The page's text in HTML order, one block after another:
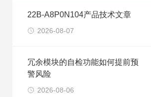
22B-A8P0N104产品技术文章
2026-08-07
冗余模块的自检功能如何提前预
警风险
2026-08-06